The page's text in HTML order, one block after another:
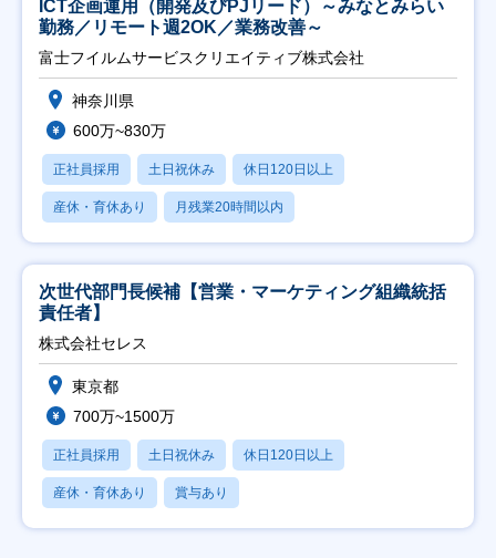
ICT企画運用（開発及びPJリード）～みなとみらい
勤務／リモート週2OK／業務改善～
富士フイルムサービスクリエイティブ株式会社
神奈川県
600万~830万
正社員採用 土日祝休み 休日120日以上
産休・育休あり 月残業20時間以内
次世代部門長候補【営業・マーケティング組織統括
責任者】
株式会社セレス
東京都
700万~1500万
正社員採用 土日祝休み 休日120日以上
産休・育休あり 賞与あり